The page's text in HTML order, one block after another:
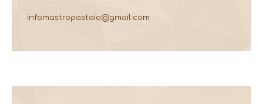
infomastropastaio@gmail.com